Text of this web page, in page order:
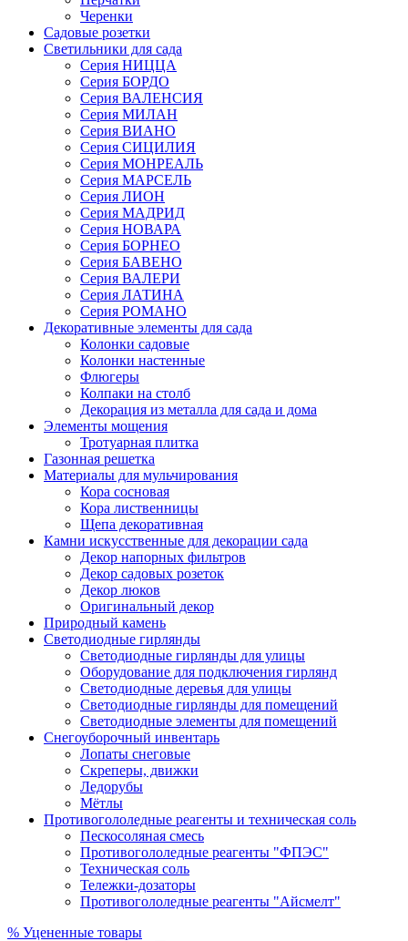
Черенки
Садовые розетки
Светильники для сада
Серия НИЦЦА
Серия БОРДО
Серия ВАЛЕНСИЯ
Серия МИЛАН
Серия ВИАНО
Серия СИЦИЛИЯ
Серия МОНРЕАЛЬ
Серия МАРСЕЛЬ
Серия ЛИОН
Серия МАДРИД
Серия НОВАРА
Серия БОРНЕО
Серия БАВЕНО
Серия ВАЛЕРИ
Серия ЛАТИНА
Серия РОМАНО
Декоративные элементы для сада
Колонки садовые
Колонки настенные
Флюгеры
Колпаки на столб
Декорация из металла для сада и дома
Элементы мощения
Тротуарная плитка
Газонная решетка
Материалы для мульчирования
Кора сосновая
Кора лиственницы
Щепа декоративная
Камни искусственные для декорации сада
Декор напорных фильтров
Декор садовых розеток
Декор люков
Оригинальный декор
Природный камень
Светодиодные гирлянды
Светодиодные гирлянды для улицы
Оборудование для подключения гирлянд
Светодиодные деревья для улицы
Светодиодные гирлянды для помещений
Светодиодные элементы для помещений
Снегоуборочный инвентарь
Лопаты снеговые
Скреперы, движки
Ледорубы
Мётлы
Противогололедные реагенты и техническая соль
Пескосоляная смесь
Противогололедные реагенты "ФПЭС"
Техническая соль
Тележки-дозаторы
Противогололедные реагенты "Айсмелт"
% Уцененные товары